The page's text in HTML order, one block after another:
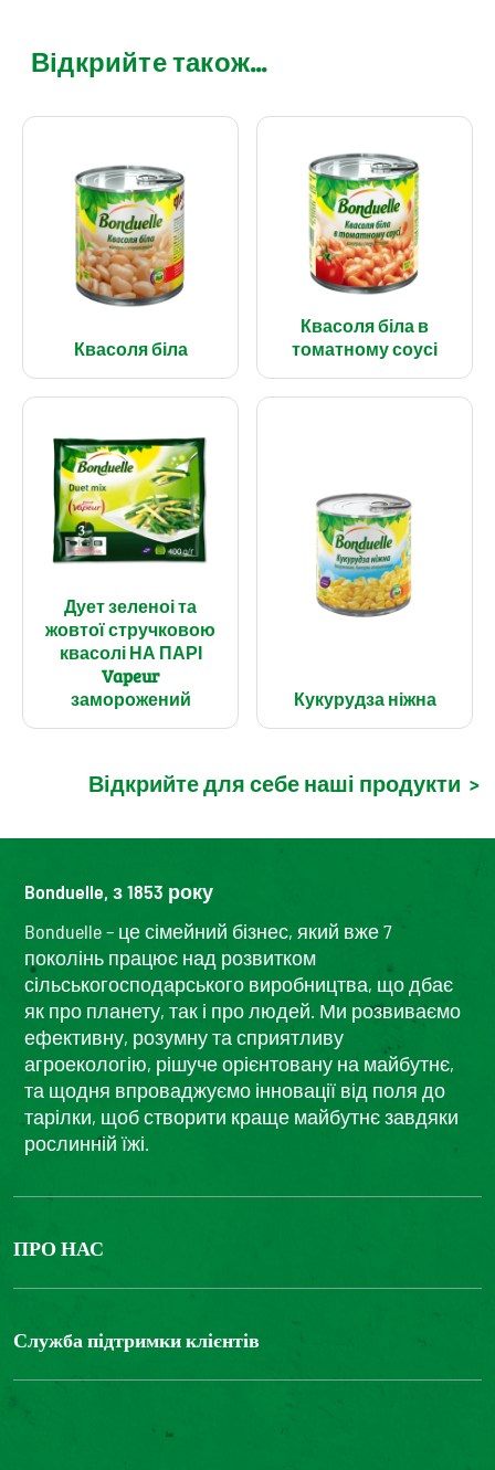
Відкрийте також...
Квасоля біла
Квасоля біла в
томатному соусі
Дует зеленоі та
жовтої стручковою
квасолі НА ПАРІ
Vapeur
заморожений
Кукурудза ніжна
Відкрийте для себе наші продукти >
Bonduelle, з 1853 року
Bonduelle – це сімейний бізнес, який вже 7
поколінь працює над розвитком
сільськогосподарського виробництва, що дбає
як про планету, так і про людей. Ми розвиваємо
ефективну, розумну та сприятливу
агроекологію, рішуче орієнтовану на майбутнє,
та щодня впроваджуємо інновації від поля до
тарілки, щоб створити краще майбутнє завдяки
рослинній їжі.
ПРО НАС
The Bonduelle group
Служба підтримки клієнтів
Зв'яжіться з нами
Цифрова доступність: невідповідність